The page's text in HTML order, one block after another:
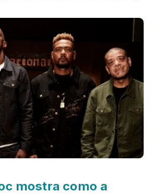
mostra como a